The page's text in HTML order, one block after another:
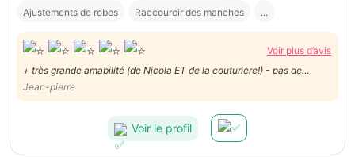
Ajustements de robes Raccourcir des manches ...
Voir plus d’avis
+ très grande amabilité (de Nicola ET de la couturière!) - pas de
retouche possible de l'entre-jambes
Jean-pierre
Voir le profil